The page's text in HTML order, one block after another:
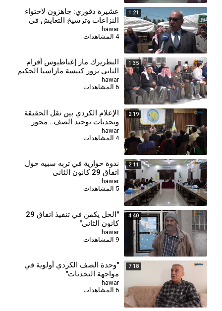
1:21
عشيرة دقوري: جاهزون لاحتواء
النزاعات وترسيخ التعايش في
مواجهة محاولات الفتنة
hawar
4 المشاهدات
1:35
البطريرك مار إغناطيوس أفرام
الثاني يزور كنيسة ماراسيا الحكيم
بالدرباسية
hawar
6 المشاهدات
2:19
الإعلام الكردي بين نقل الحقيقة
وتحديات توحيد الصف.. محور
محاضرة في الحسكة
hawar
4 المشاهدات
2:11
ندوة حوارية في تربه سبيه حول
اتفاق 29 كانون الثاني
hawar
5 المشاهدات
4:40
"الحل يكمن في تنفيذ اتفاق 29
كانون الثاني"
hawar
7:18
"وحدة الصف الكردي أولوية في
مواجهة التحديات"
hawar
6 المشاهدات